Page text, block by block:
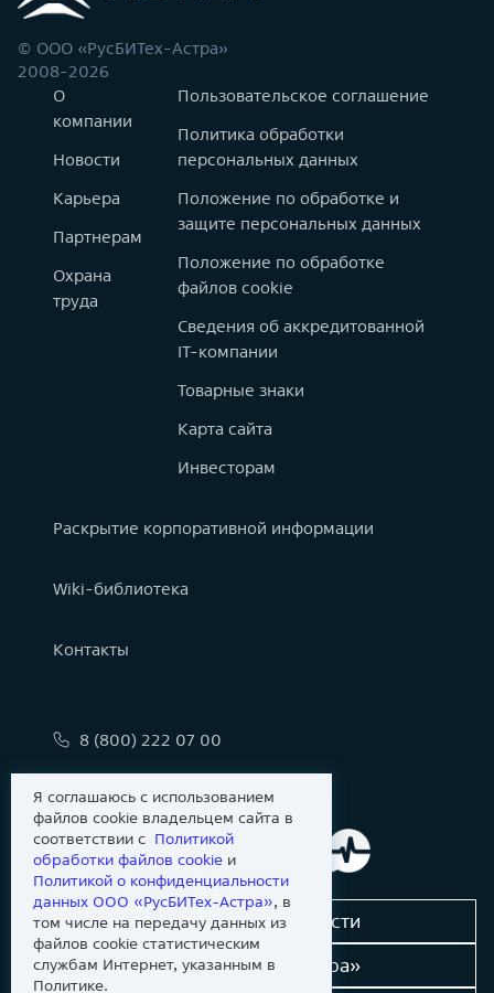
© ООО «РусБИТех-Астра»
2008-2026
О
компании
Новости
Карьера
Партнерам
Охрана
труда
Пользовательское соглашение
Политика обработки
персональных данных
Положение по обработке и
защите персональных данных
Положение по обработке
файлов cookie
Сведения об аккредитованной
IT-компании
Товарные знаки
Карта сайта
Инвесторам
Раскрытие корпоративной информации
Wiki-библиотека
Контакты
8 (800) 222 07 00
Сообщить об уязвимости
Новости «Группы Астра»
Я соглашаюсь с использованием
файлов cookie владельцем сайта в
соответствии с Политикой
обработки файлов сookie и
Политикой о конфиденциальности
данных ООО «РусБИТех-Астра», в
том числе на передачу данных из
файлов cookie статистическим
службам Интернет, указанным в
Политике.